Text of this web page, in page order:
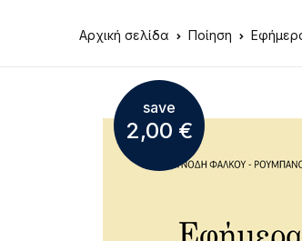
Αρχική σελίδα Ποίηση
save
2,00 €